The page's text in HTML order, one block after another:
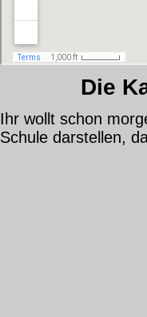
Die
Ihr wollt schon
Schule darstellen,